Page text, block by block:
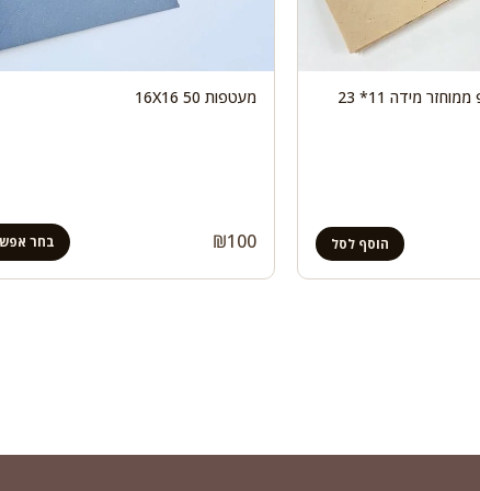
50 מעטפות ליידסקופ ממוחזר מידה 11* 23
הוסף לסל
מעטפות 50 16X16
₪100 בחר